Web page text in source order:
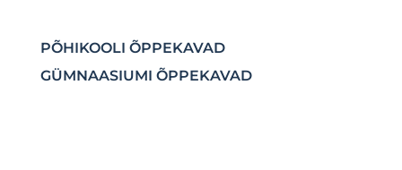
PÕHIKOOLI ÕPPEKAVAD
GÜMNAASIUMI ÕPPEKAVAD